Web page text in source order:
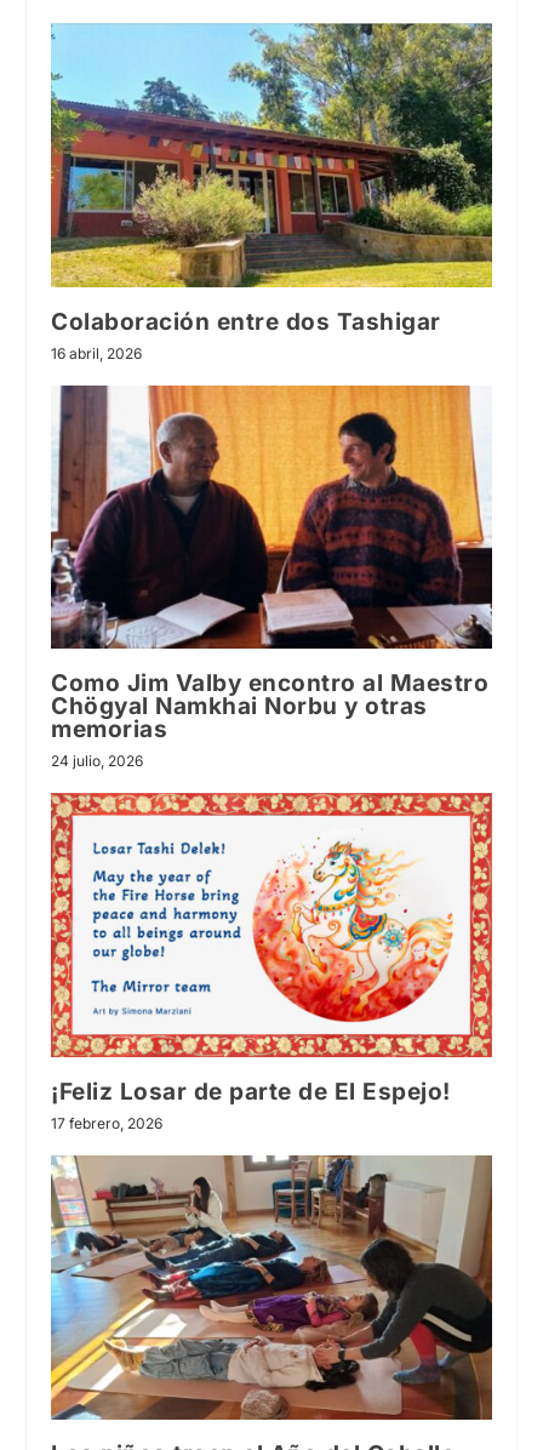
Colaboración entre dos Tashigar
16 abril, 2026
Como Jim Valby encontro al Maestro
Chögyal Namkhai Norbu y otras
memorias
24 julio, 2026
¡Feliz Losar de parte de El Espejo!
17 febrero, 2026